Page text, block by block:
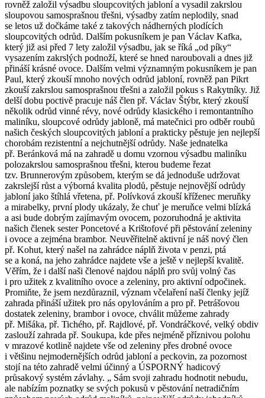
rovněž založil výsadbu sloupcovitých jabloní a vysadil zakrslou
sloupovou samosprašnou třešni, výsadby zatím neplodily, snad
se letos už dočkáme také z takových nádherných plodících
sloupcovitých odrůd. Dalším pokusníkem je pan Václav Kafka,
který již asi před 7 lety založil výsadbu, jak se říká „od píky“
vysazením zakrslých podnoží, které se hned naroubovali a dnes již
přináší krásné ovoce. Dalším velmi významným pokusníkem je pan
Paul, který zkouší mnoho nových odrůd jabloní, rovněž pan Pikrt
zkouší zakrslou samosprašnou třešni a založil pokus s Rakytníky. Již
delší dobu poctivě pracuje náš člen př. Václav Štýbr, který zkouší
několik odrůd vinné révy, nové odrůdy klasického i remontantního
maliníku, sloupcové odrůdy jabloně, má matečnici pro odběr roubů
našich českých sloupcovitých jabloní a prakticky pěstuje jen nejlepší
chorobám rezistentní a nejchutnější odrůdy. Naše jednatelka
př. Beránková má na zahradě u domu vzornou výsadbu maliníku
polozakrslou samosprašnou třešni, kterou budeme řezat
tzv. Brunnerovým způsobem, kterým se dá jednoduše udržovat
zakrslejší růst a výborná kvalita plodů, pěstuje nejnovější odrůdy
jabloní jako štíhlá vřetena, př. Polívková zkouší kříženec meruňky
a mirabelky, první plody ukázaly, že chuť je meruňce velmi blízká
a asi bude dobrým zajímavým ovocem, pozoruhodná je aktivita
našich členek sester Poncetové a Krištofové při pěstování zeleniny
i ovoce a zejména brambor. Neuvěřitelně aktivní je náš nový člen
př. Kohut, který našel na zahrádce náplň života v penzi, ptá
se a koná, na jeho zahrádce najdete vše a ještě v nejlepší kvalitě.
Věřím, že i další naši členové najdou náplň pro svůj volný čas
i pro užitek z kvalitního ovoce a zeleniny, pro aktivní odpočinek.
Promiňte, že jsem nezdůraznil, význam včelaření naší členky jejíž
zahrada přináší užitek pro nás opylováním a pro př. Petrášovou
dostatek zeleniny, brambor i ovoce, chválit můžeme zahrady
př. Mišáka, př. Tichého, př. Rajdlové, př. Vondráčkové, velký obdiv
zaslouží zahrada př. Soukupa, kde přes nejméně příznivou polohu
v mrazové kotlině najdete vše od zeleniny přes drobné ovoce
i většinu nejmodernějších odrůd jabloní a peckovin, za pozornost
stojí na této zahradě velmi účinný a ÚSPORNÝ hadicový
průsakový systém závlahy. „ Sám svoji zahradu hodnotit nebudu,
ale nabízím poznatky se svých pokusů v pěstování netradičním